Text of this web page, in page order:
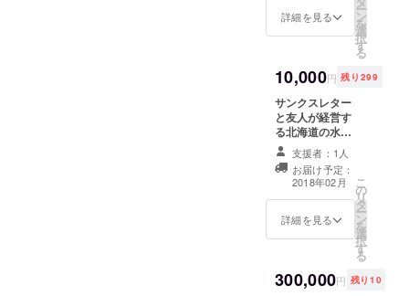
詳細を見る ー
ン
を
選
択
す
る
10,000円 残り299
サンクスレター
と友人が経営す
る北海道の水産
会社から北海道
の物産をお届け
致します。
支援者：1人
お届け予定：
2018年02月
詳細を見る
こ
の
リ
タ
ー
ン
を
選
択
す
る
300,000円 残り10